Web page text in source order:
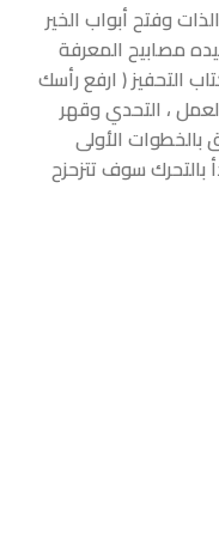
وفتح أبواب الخير
مصابيح المعرفة
التحفيز ( ارفع رأسك
، التحدي وقهر
بالخطوات الأولى
بالتحرك سوف تتزحزح